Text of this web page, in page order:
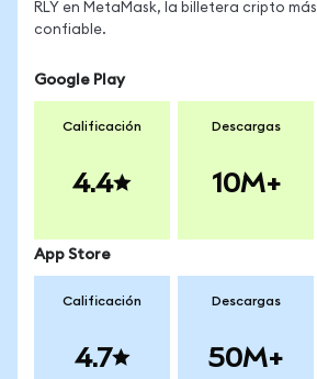
RLY en MetaMask, la billetera cripto más
confiable.
Google Play
Calificación
4.4
Descargas
10M+
App Store
Calificación
4.7
Descargas
50M+